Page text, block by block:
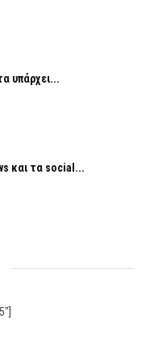
υπάρχει...
και τα social...